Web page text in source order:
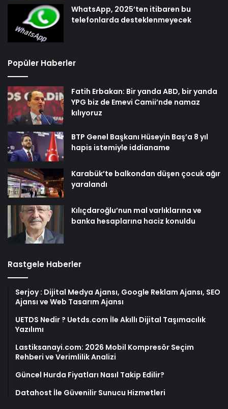
WhatsApp, 2025’ten itibaren bu
telefonlarda desteklenmeyecek
Popüler Haberler
Fatih Erbakan: Bir yanda ABD, bir yanda
YPG biz de Emevi Camii’nde namaz
kılıyoruz
BTP Genel Başkanı Hüseyin Baş’a 8 yıl
hapis istemiyle iddianame
Karabük’te balkondan düşen çocuk ağır
yaralandı
Kılıçdaroğlu’nun mal varlıklarına ve
banka hesaplarına haciz konuldu
Rastgele Haberler
Serjoy : Dijital Medya Ajansı, Google Reklam Ajansı, SEO
Ajansı ve Web Tasarım Ajansı
UETDS Nedir ? Uetds.com İle Akıllı Dijital Taşımacılık
Yazılımı
Lastiksanayi.com: 2026 Mobil Kompresör Seçim
Rehberi ve Verimlilik Analizi
Güncel Hurda Fiyatları Nasıl Takip Edilir?
Datahost İle Güvenilir Sunucu Hizmetleri